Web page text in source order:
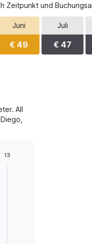
Zeitpunkt und
Juni
€ 49
Juli
€ 47
All
13